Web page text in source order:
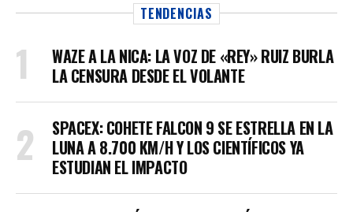
TENDENCIAS
WAZE A LA NICA: LA VOZ DE «REY» RUIZ BURLA
LA CENSURA DESDE EL VOLANTE
SPACEX: COHETE FALCON 9 SE ESTRELLA EN LA
LUNA A 8.700 KM/H Y LOS CIENTÍFICOS YA
ESTUDIAN EL IMPACTO